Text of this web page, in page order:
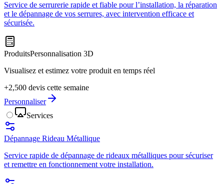
Service de serrurerie rapide et fiable pour l’installation, la réparation
et le dépannage de vos serrures, avec intervention efficace et
sécurisée.
ProduitsPersonnalisation 3D
Visualisez et estimez votre produit en temps réel
+2,500 devis cette semaine
Personnaliser
Services
Dépannage Rideau Métallique
Service rapide de dépannage de rideaux métalliques pour sécuriser
et remettre en fonctionnement votre installation.